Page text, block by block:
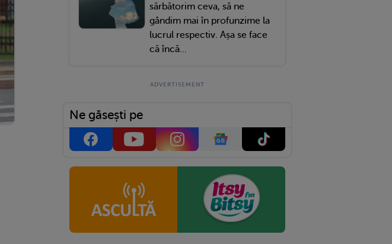
sărbătorim ceva, să ne
gândim mai în profunzime la
lucrul respectiv. Așa se face
că încă...
Ne găsești pe